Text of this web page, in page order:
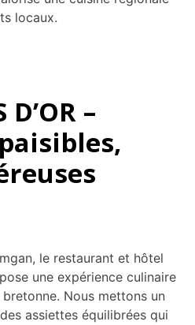
locaux.
D’OR –
le restaurant et hôtel
une expérience culinaire
Nous mettons un
assiettes équilibrées qui